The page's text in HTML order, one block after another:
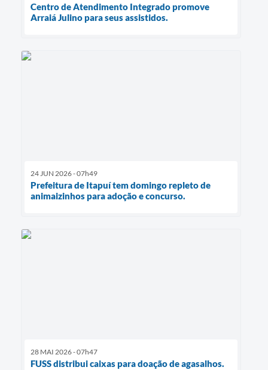
Centro de Atendimento Integrado promove
Arraiá Julino para seus assistidos.
24 JUN 2026 - 07h49
Prefeitura de Itapuí tem domingo repleto de
animaizinhos para adoção e concurso.
28 MAI 2026 - 07h47
FUSS distribui caixas para doação de agasalhos.